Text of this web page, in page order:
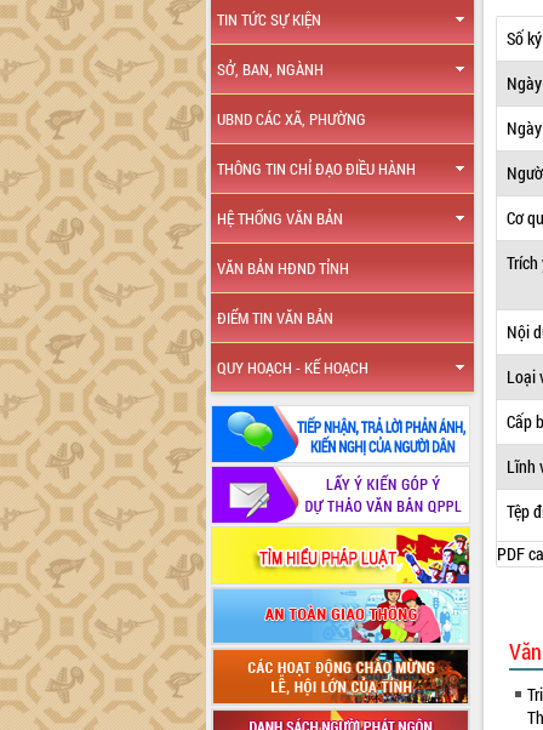
TIN TỨC SỰ KIỆN
SỞ, BAN, NGÀNH
UBND CÁC XÃ, PHƯỜNG
THÔNG TIN CHỈ ĐẠO ĐIỀU HÀNH
HỆ THỐNG VĂN BẢN
VĂN BẢN HĐND TỈNH
ĐIỂM TIN VĂN BẢN
QUY HOẠCH - KẾ HOẠCH
Số
Cơ
Trích
Nội
Loại
Cấp
Lĩnh
Tệp
PDF